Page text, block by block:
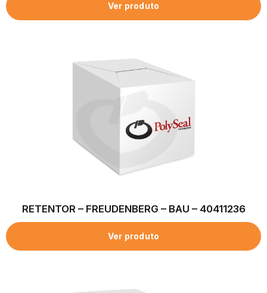
Ver produto
RETENTOR – FREUDENBERG – BAU – 40411236
Ver produto